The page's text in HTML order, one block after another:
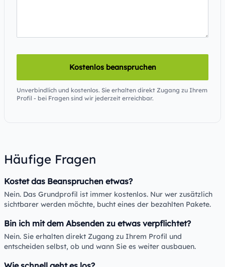
Kostenlos beanspruchen
Unverbindlich und kostenlos. Sie erhalten direkt Zugang zu Ihrem
Profil - bei Fragen sind wir jederzeit erreichbar.
Häufige Fragen
Kostet das Beanspruchen etwas?
Nein. Das Grundprofil ist immer kostenlos. Nur wer zusätzlich
sichtbarer werden möchte, bucht eines der bezahlten Pakete.
Bin ich mit dem Absenden zu etwas verpflichtet?
Nein. Sie erhalten direkt Zugang zu Ihrem Profil und
entscheiden selbst, ob und wann Sie es weiter ausbauen.